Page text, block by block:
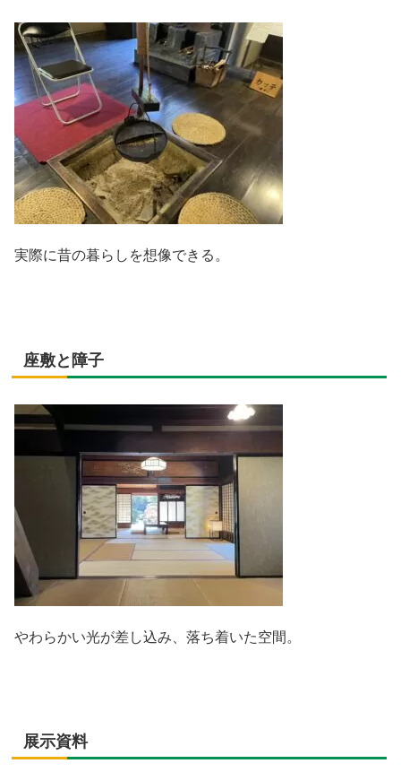
実際に昔の暮らしを想像できる。
座敷と障子
やわらかい光が差し込み、落ち着いた空間。
展示資料